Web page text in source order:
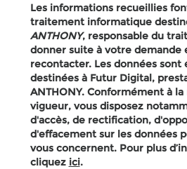
Les informations recueillies
traitement informatique
ANTHONY, responsable du
donner suite à votre demande
recontacter. Les données sont
destinées à Futur Digital,
ANTHONY. Conformément à
vigueur, vous disposez
d'accès, de rectification,
d'effacement sur les données
vous concernent. Pour plus
cliquez ici.